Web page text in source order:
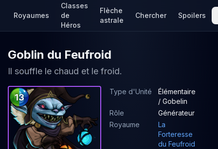
Royaumes
Classes
de
Héros
Flèche
astrale
Chercher Spoilers
Goblin du Feufroid
Il souffle le chaud et le froid.
13
Type d'Unité
Élémentaire
/ Gobelin
Rôle
Générateur
Royaume
La
Forteresse
du Feufroid